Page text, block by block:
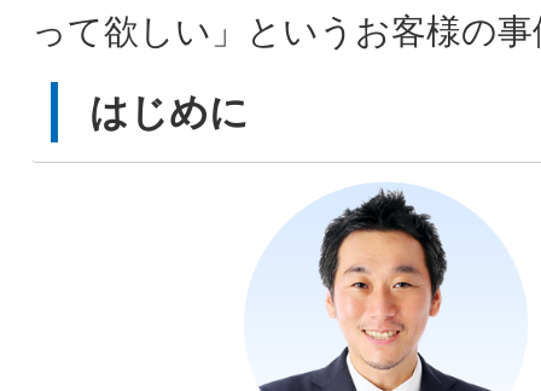
って欲しい」というお客様の
はじめに